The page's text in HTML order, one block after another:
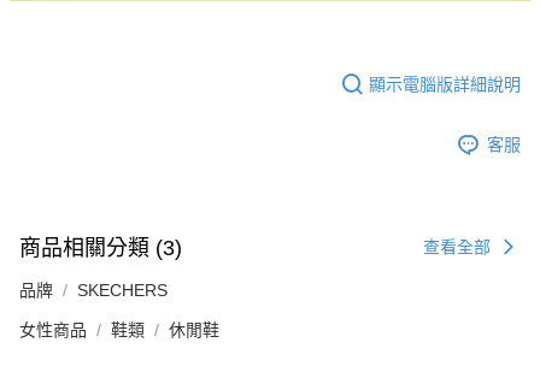
顯示電腦版詳細說明
客服
商品相關分類 (3) 查看全部
品牌 SKECHERS
女性商品 鞋類 休閒鞋